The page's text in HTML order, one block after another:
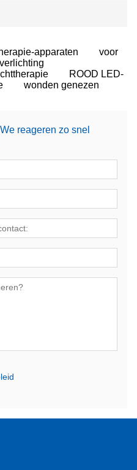
apparaten
voor
ROOD LED-
wonden genezen
reageren zo snel